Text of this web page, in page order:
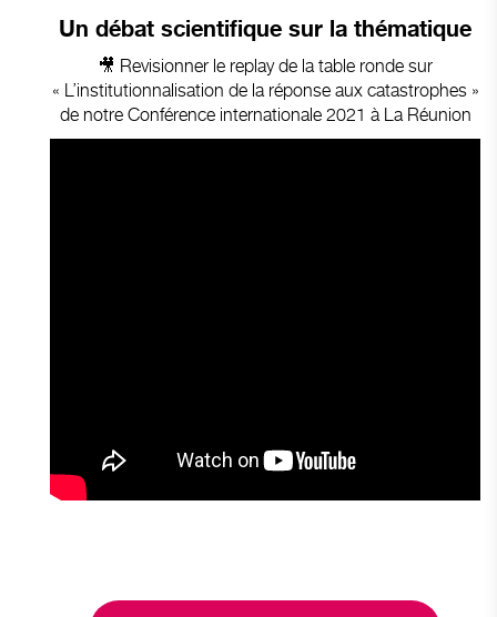
Un débat scientifique sur la thématique
🎥 Revisionner le replay de la table ronde sur
« L’institutionnalisation de la réponse aux catastrophes »
de notre Conférence internationale 2021 à La Réunion